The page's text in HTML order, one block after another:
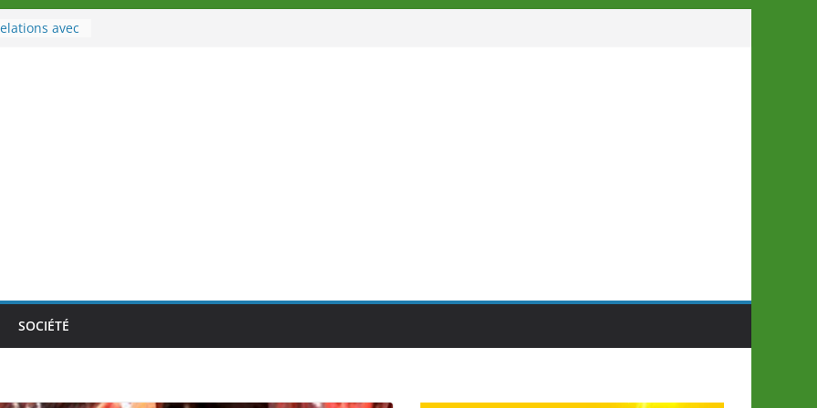
avec
Togo sur
delà des
SOCIÉTÉ